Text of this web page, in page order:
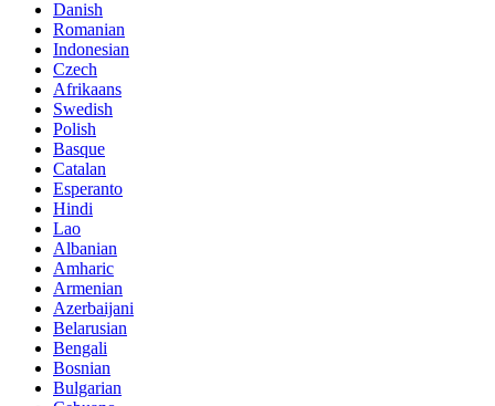
Danish
Romanian
Indonesian
Czech
Afrikaans
Swedish
Polish
Basque
Catalan
Esperanto
Hindi
Lao
Albanian
Amharic
Armenian
Azerbaijani
Belarusian
Bengali
Bosnian
Bulgarian